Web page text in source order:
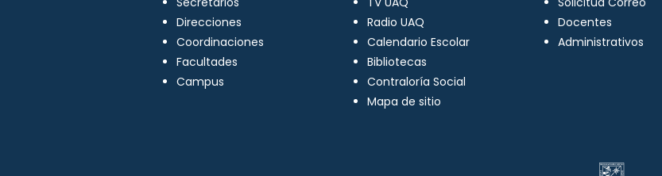
Direcciones
Coordinaciones
Facultades
Campus
Radio UAQ
Calendario Escolar
Bibliotecas
Contraloría Social
Mapa de sitio
Docentes
Administrativos